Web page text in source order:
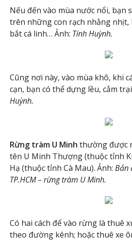
Nếu đến vào mùa nước nổi, bạn
trên những con rạch nhằng nhịt,
bắt cá linh… Ảnh: Tính Huỳnh.
Cũng nơi này, vào mùa khô, khi
cạn, bạn có thể dựng lều, cắm
Huỳnh.
Rừng tràm U Minh thường được
tên U Minh Thượng (thuộc tỉnh
Hạ (thuộc tỉnh Cà Mau). Ảnh: Bản
TP.HCM – rừng tràm U Minh.
Có hai cách để vào rừng là thuê
theo đường kênh; hoặc thuê xe